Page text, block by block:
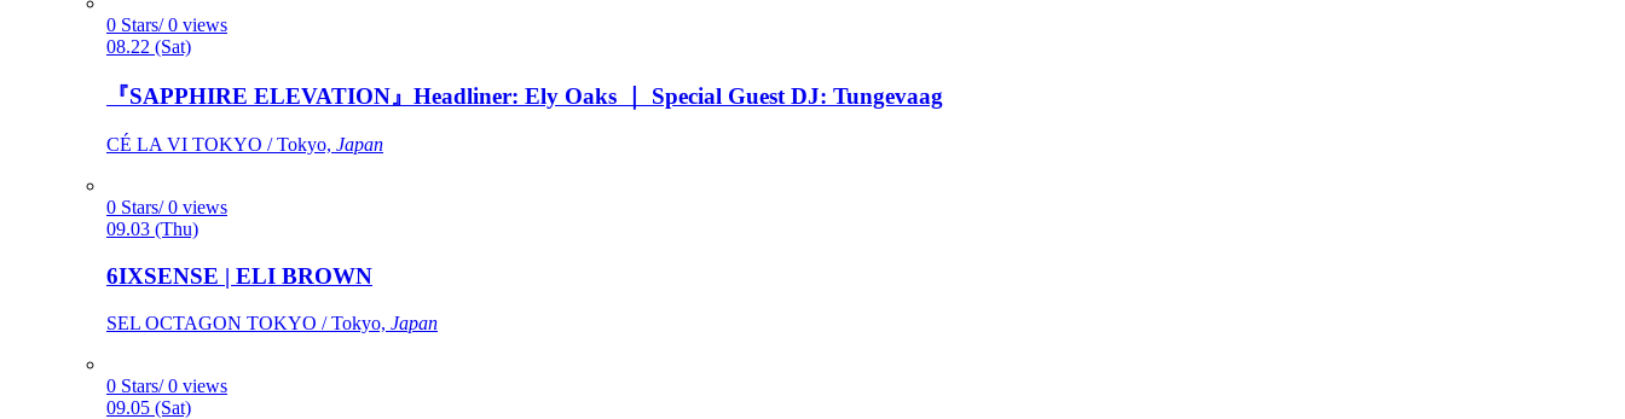
0 Stars/ 0 views
08.22 (Sat)
『SAPPHIRE ELEVATION』Headliner: Ely Oaks ｜ Special Guest DJ: Tungevaag
CÉ LA VI TOKYO / Tokyo, Japan
0 Stars/ 0 views
09.03 (Thu)
6IXSENSE | ELI BROWN
SEL OCTAGON TOKYO / Tokyo, Japan
0 Stars/ 0 views
09.05 (Sat)